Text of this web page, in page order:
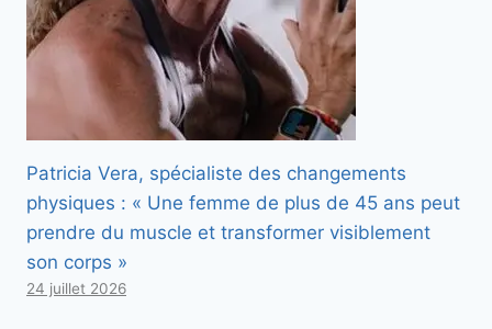
Patricia Vera, spécialiste des changements
physiques : « Une femme de plus de 45 ans peut
prendre du muscle et transformer visiblement
son corps »
24 juillet 2026